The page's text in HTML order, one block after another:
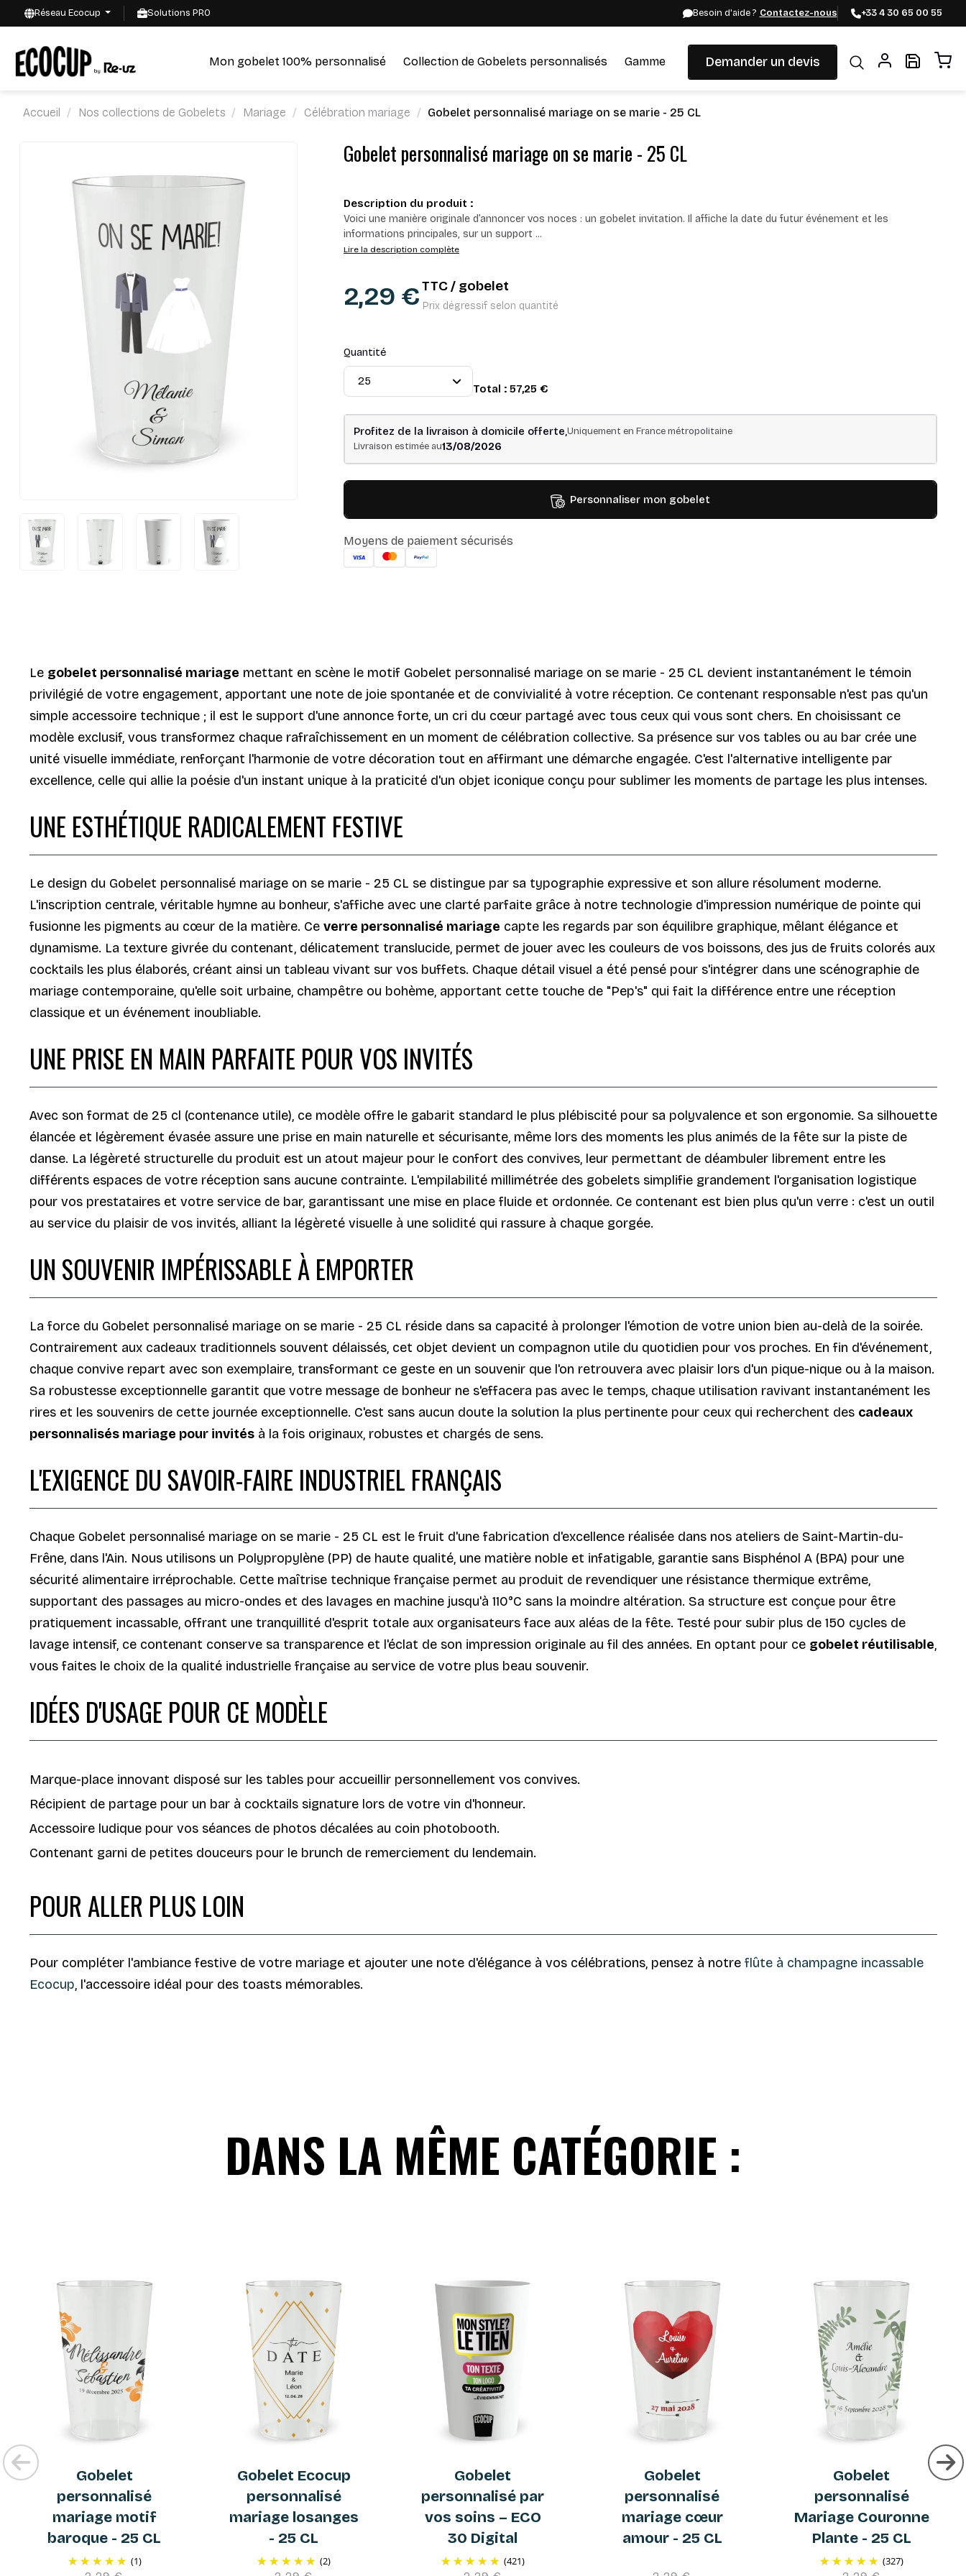
Réseau Ecocup Solutions PRO Besoin d'aide ? Contactez-nous +33 4 30 65 00 55
Mon gobelet 100% personnalisé Collection de Gobelets personnalisés Gamme Demander un devis
Accueil Nos collections de Gobelets Mariage Célébration mariage Gobelet personnalisé mariage on se marie - 25 CL
Gobelet personnalisé mariage on se marie - 25 CL
Description du produit :
Voici une manière originale d’annoncer vos noces : un gobelet invitation. Il affiche la date du futur événement et les
informations principales, sur un support ...
Lire la description complète
2,29 €TTC / gobelet
Prix dégressif selon quantité
Quantité
Total : 57,25 €
Profitez de la livraison à domicile offerte,Uniquement en France métropolitaine
Livraison estimée au13/08/2026
Personnaliser mon gobelet
Moyens de paiement sécurisés
Le gobelet personnalisé mariage mettant en scène le motif Gobelet personnalisé mariage on se marie - 25 CL devient instantanément le témoin
privilégié de votre engagement, apportant une note de joie spontanée et de convivialité à votre réception. Ce contenant responsable n'est pas qu'un
simple accessoire technique ; il est le support d'une annonce forte, un cri du cœur partagé avec tous ceux qui vous sont chers. En choisissant ce
modèle exclusif, vous transformez chaque rafraîchissement en un moment de célébration collective. Sa présence sur vos tables ou au bar crée une
unité visuelle immédiate, renforçant l'harmonie de votre décoration tout en affirmant une démarche engagée. C'est l'alternative intelligente par
excellence, celle qui allie la poésie d'un instant unique à la praticité d'un objet iconique conçu pour sublimer les moments de partage les plus intenses.
UNE ESTHÉTIQUE RADICALEMENT FESTIVE
Le design du Gobelet personnalisé mariage on se marie - 25 CL se distingue par sa typographie expressive et son allure résolument moderne.
L'inscription centrale, véritable hymne au bonheur, s'affiche avec une clarté parfaite grâce à notre technologie d'impression numérique de pointe qui
fusionne les pigments au cœur de la matière. Ce verre personnalisé mariage capte les regards par son équilibre graphique, mêlant élégance et
dynamisme. La texture givrée du contenant, délicatement translucide, permet de jouer avec les couleurs de vos boissons, des jus de fruits colorés aux
cocktails les plus élaborés, créant ainsi un tableau vivant sur vos buffets. Chaque détail visuel a été pensé pour s'intégrer dans une scénographie de
mariage contemporaine, qu'elle soit urbaine, champêtre ou bohème, apportant cette touche de "Pep's" qui fait la différence entre une réception
classique et un événement inoubliable.
UNE PRISE EN MAIN PARFAITE POUR VOS INVITÉS
Avec son format de 25 cl (contenance utile), ce modèle offre le gabarit standard le plus plébiscité pour sa polyvalence et son ergonomie. Sa silhouette
élancée et légèrement évasée assure une prise en main naturelle et sécurisante, même lors des moments les plus animés de la fête sur la piste de
danse. La légèreté structurelle du produit est un atout majeur pour le confort des convives, leur permettant de déambuler librement entre les
différents espaces de votre réception sans aucune contrainte. L'empilabilité millimétrée des gobelets simplifie grandement l'organisation logistique
pour vos prestataires et votre service de bar, garantissant une mise en place fluide et ordonnée. Ce contenant est bien plus qu'un verre : c'est un outil
au service du plaisir de vos invités, alliant la légèreté visuelle à une solidité qui rassure à chaque gorgée.
UN SOUVENIR IMPÉRISSABLE À EMPORTER
La force du Gobelet personnalisé mariage on se marie - 25 CL réside dans sa capacité à prolonger l'émotion de votre union bien au-delà de la soirée.
Contrairement aux cadeaux traditionnels souvent délaissés, cet objet devient un compagnon utile du quotidien pour vos proches. En fin d'événement,
chaque convive repart avec son exemplaire, transformant ce geste en un souvenir que l'on retrouvera avec plaisir lors d'un pique-nique ou à la maison.
Sa robustesse exceptionnelle garantit que votre message de bonheur ne s'effacera pas avec le temps, chaque utilisation ravivant instantanément les
rires et les souvenirs de cette journée exceptionnelle. C'est sans aucun doute la solution la plus pertinente pour ceux qui recherchent des cadeaux
personnalisés mariage pour invitésà la fois originaux, robustes et chargés de sens.
L'EXIGENCE DU SAVOIR-FAIRE INDUSTRIEL FRANÇAIS
Chaque Gobelet personnalisé mariage on se marie - 25 CL est le fruit d'une fabrication d'excellence réalisée dans nos ateliers de Saint-Martin-du-
Frêne, dans l'Ain. Nous utilisons un Polypropylène (PP) de haute qualité, une matière noble et infatigable, garantie sans Bisphénol A (BPA) pour une
sécurité alimentaire irréprochable. Cette maîtrise technique française permet au produit de revendiquer une résistance thermique extrême,
supportant des passages au micro-ondes et des lavages en machine jusqu'à 110°C sans la moindre altération. Sa structure est conçue pour être
pratiquement incassable, offrant une tranquillité d'esprit totale aux organisateurs face aux aléas de la fête. Testé pour subir plus de 150 cycles de
lavage intensif, ce contenant conserve sa transparence et l'éclat de son impression originale au fil des années. En optant pour ce gobelet réutilisable,
vous faites le choix de la qualité industrielle française au service de votre plus beau souvenir.
IDÉES D'USAGE POUR CE MODÈLE
Marque-place innovant disposé sur les tables pour accueillir personnellement vos convives.
Récipient de partage pour un bar à cocktails signature lors de votre vin d'honneur.
Accessoire ludique pour vos séances de photos décalées au coin photobooth.
Contenant garni de petites douceurs pour le brunch de remerciement du lendemain.
POUR ALLER PLUS LOIN
Pour compléter l'ambiance festive de votre mariage et ajouter une note d'élégance à vos célébrations, pensez à notre flûte à champagne incassable
Ecocup, l'accessoire idéal pour des toasts mémorables.
DANS LA MÊME CATÉGORIE :
Gobelet
personnalisé
mariage motif
baroque - 25 CL
(1)
Gobelet Ecocup
personnalisé
mariage losanges
- 25 CL
(2)
Gobelet
personnalisé par
vos soins – ECO
30 Digital
(421)
Gobelet
personnalisé
mariage cœur
amour - 25 CL
Gobelet
personnalisé
Mariage Couronne
Plante - 25 CL
(327)